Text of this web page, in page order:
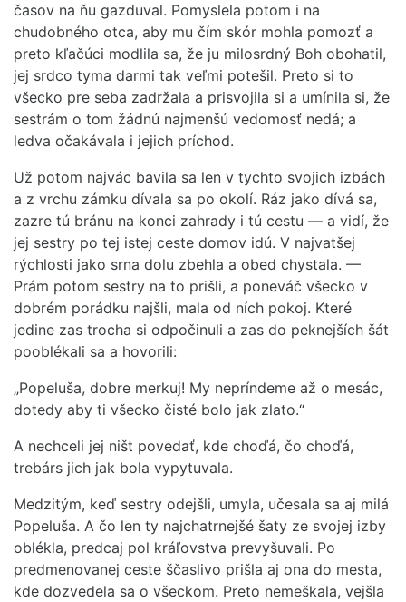
časov na ňu gazduval. Pomyslela potom i na
chudobného otca, aby mu čím skór mohla pomozť a
preto kľačúci modlila sa, že ju milosrdný Boh obohatil,
jej srdco tyma darmi tak veľmi potešil. Preto si to
všecko pre seba zadržala a prisvojila si a umínila si, že
sestrám o tom žádnú najmenšú vedomosť nedá; a
ledva očakávala i jejich príchod.
Už potom najvác bavila sa len v tychto svojich izbách
a z vrchu zámku dívala sa po okolí. Ráz jako dívá sa,
zazre tú bránu na konci zahrady i tú cestu — a vidí, že
jej sestry po tej istej ceste domov idú. V najvatšej
rýchlosti jako srna dolu zbehla a obed chystala. —
Prám potom sestry na to prišli, a poneváč všecko v
dobrém porádku najšli, mala od ních pokoj. Které
jedine zas trocha si odpočinuli a zas do peknejších šát
pooblékali sa a hovorili:
„Popeluša, dobre merkuj! My nepríndeme až o mesác,
dotedy aby ti všecko čisté bolo jak zlato.“
A nechceli jej ništ povedať, kde choďá, čo choďá,
trebárs jich jak bola vypytuvala.
Medzitým, keď sestry odejšli, umyla, učesala sa aj milá
Popeluša. A čo len ty najchatrnejšé šaty ze svojej izby
oblékla, predcaj pol kráľovstva prevyšuvali. Po
predmenovanej ceste ščaslivo prišla aj ona do mesta,
kde dozvedela sa o všeckom. Preto nemeškala, vejšla